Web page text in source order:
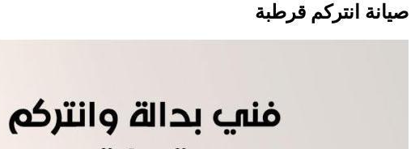
صيانة انتركم قرطبة